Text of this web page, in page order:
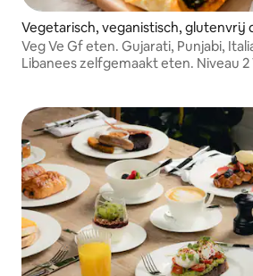
Vegetarisch, veganistisch, glutenvrij
Veg Ve Gf eten. Gujarati, Punjabi,
Libanees zelfgemaakt eten. Niveau 2 Voedselveiligheid en